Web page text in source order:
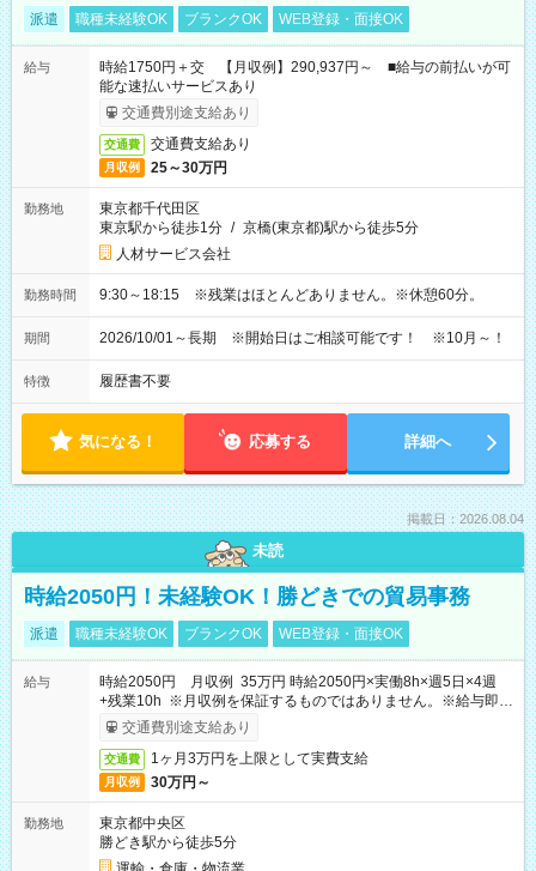
派遣 職種未経験OK ブランクOK WEB登録・面接OK
給与
時給1750円＋交 【月収例】290,937円～ ■給与の前払いが可
能な速払いサービスあり
交通費別途支給あり
交通費 交通費支給あり
月収例 25～30万円
勤務地
東京都千代田区
東京駅から徒歩1分 / 京橋(東京都)駅から徒歩5分
人材サービス会社
勤務時間 9:30～18:15 ※残業はほとんどありません。※休憩60分。
期間 2026/10/01～長期 ※開始日はご相談可能です！ ※10月～！
特徴 履歴書不要
気になる！ 応募する 詳細へ
掲載日：2026.08.04
未読
時給2050円！未経験OK！勝どきでの貿易事務
派遣 職種未経験OK ブランクOK WEB登録・面接OK
給与
時給2050円 月収例 35万円 時給2050円×実働8h×週5日×4週
+残業10h ※月収例を保証するものではありません。※給与即受
取りサービス利用可（利用条件有）
交通費別途支給あり
交通費 1ヶ月3万円を上限として実費支給
月収例 30万円～
勤務地
東京都中央区
勝どき駅から徒歩5分